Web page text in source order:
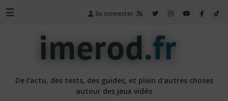
☰ Se connecter
De l'actu, des tests, des guides, et plein d'autres choses
autour des jeux vidéo